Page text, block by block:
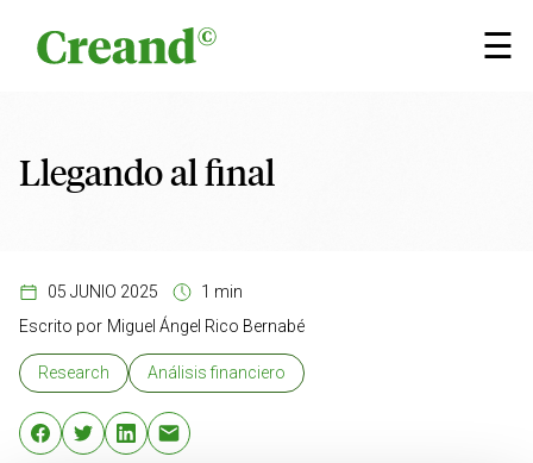
☰
×
Llegando al final
05 JUNIO 2025
1 min
Escrito por Miguel Ángel Rico Bernabé
Research Análisis financiero